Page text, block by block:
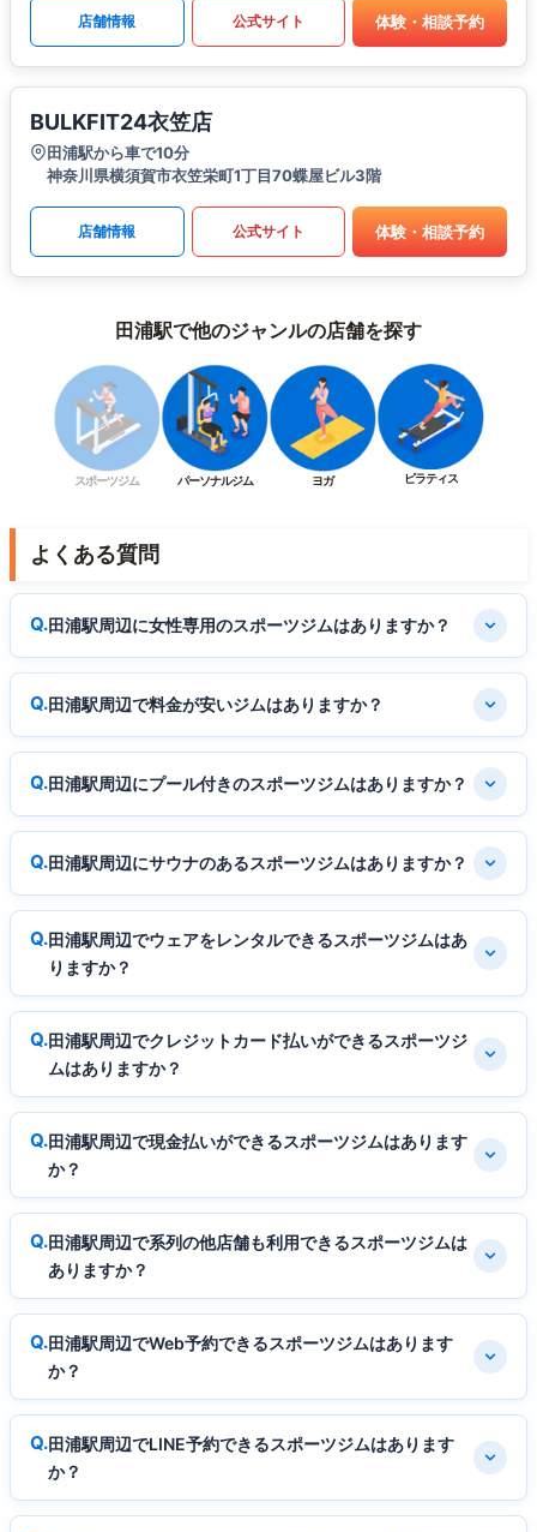
店舗情報 公式サイト 体験・相談予約
BULKFIT24衣笠店
田浦駅から車で10分
神奈川県横須賀市衣笠栄町1丁目70蝶屋ビル3階
店舗情報 公式サイト 体験・相談予約
田浦駅で他のジャンルの店舗を探す
スポーツジム パーソナルジム ヨガ ピラティス
よくある質問
田浦駅周辺に女性専用のスポーツジムはありますか？
田浦駅周辺で料金が安いジムはありますか？
田浦駅周辺にプール付きのスポーツジムはありますか？
田浦駅周辺にサウナのあるスポーツジムはありますか？
田浦駅周辺でウェアをレンタルできるスポーツジムはあ
りますか？
田浦駅周辺でクレジットカード払いができるスポーツジ
ムはありますか？
田浦駅周辺で現金払いができるスポーツジムはあります
か？
田浦駅周辺で系列の他店舗も利用できるスポーツジムは
ありますか？
田浦駅周辺でWeb予約できるスポーツジムはあります
か？
田浦駅周辺でLINE予約できるスポーツジムはあります
か？